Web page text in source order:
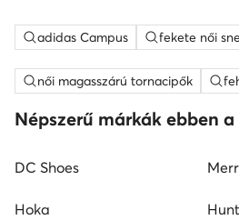
adidas Campus fekete női
női magasszárú tornacipők
Népszerű márkák ebben
DC Shoes
Hoka